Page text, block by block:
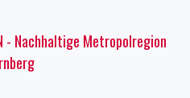
- Nachhaltige Metropolregion